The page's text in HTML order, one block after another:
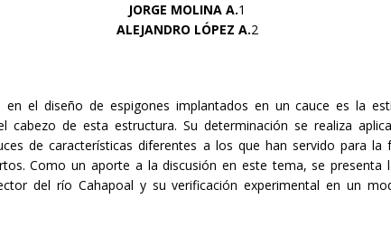
JORGE MOLINA A.1
ALEJANDRO LÓPEZ A.2
el diseño de espigones implantados en un cauce es la
cabezo de esta estructura. Su determinación se realiza
de características diferentes a los que han servido para
Como un aporte a la discusión en este tema, se presenta
del río Cahapoal y su verificación experimental en un